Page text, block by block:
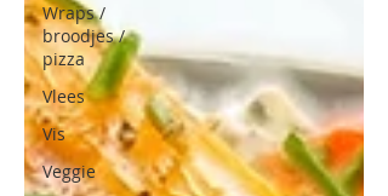
Wraps /
broodjes /
pizza
Vlees
Vis
Veggie